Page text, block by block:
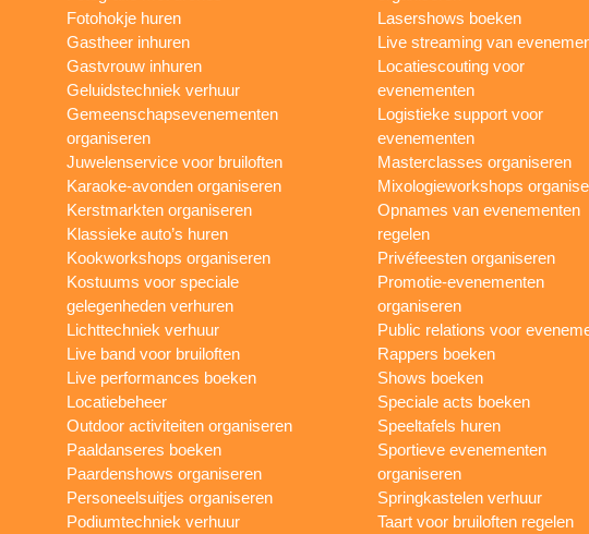
Fotohokje huren
Gastheer inhuren
Gastvrouw inhuren
Geluidstechniek verhuur
Gemeenschapsevenementen
organiseren
Juwelenservice voor bruiloften
Karaoke-avonden organiseren
Kerstmarkten organiseren
Klassieke auto’s huren
Kookworkshops organiseren
Kostuums voor speciale
gelegenheden verhuren
Lichttechniek verhuur
Live band voor bruiloften
Live performances boeken
Locatiebeheer
Outdoor activiteiten organiseren
Paaldanseres boeken
Paardenshows organiseren
Personeelsuitjes organiseren
Podiumtechniek verhuur
Lasershows boeken
Live streaming van
Locatiescouting voor
evenementen
Logistieke support voor
evenementen
Masterclasses organiseren
Mixologieworkshops
Opnames van evenementen
regelen
Privéfeesten organiseren
Promotie-evenementen
organiseren
Public relations voor
Rappers boeken
Shows boeken
Speciale acts boeken
Speeltafels huren
Sportieve evenementen
organiseren
Springkastelen verhuur
Taart voor bruiloften regelen